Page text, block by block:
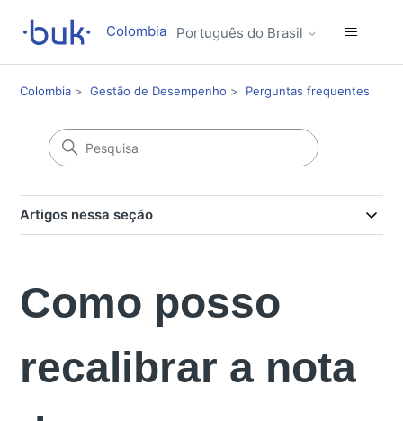
Colombia Português do Brasil
Colombia Gestão de Desempenho Perguntas frequentes
Artigos nessa seção
Como posso
recalibrar a nota